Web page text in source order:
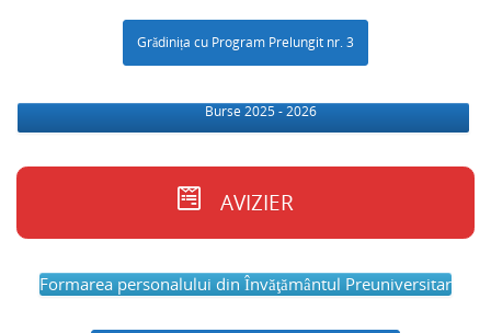
Grădinița cu Program Prelungit nr. 3
Burse 2025 - 2026
AVIZIER
Formarea personalului din Învăţământul Preuniversitar